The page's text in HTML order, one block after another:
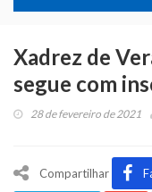
Xadrez de
segue com
28 de fevereiro de 2021
Compartilhar